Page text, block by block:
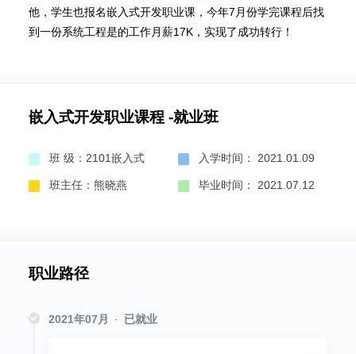
他，学生也报名嵌入式开发职业课，今年7月份学完课程后找
到一份系统工程是的工作月薪17K，实现了成功转行！
嵌入式开发职业课程 -就业班
班 级：2101嵌入式 入学时间： 2021.01.09
班主任：熊晓燕 毕业时间： 2021.07.12
职业路径
2021年07月 · 已就业